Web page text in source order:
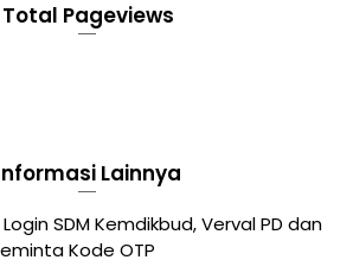
Total Pageviews
Lainnya
SDM Kemdikbud, Verval PD dan
Kode OTP